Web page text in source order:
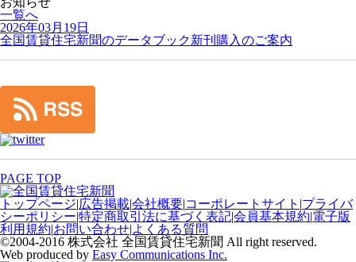
一覧へ
2026年03月19日
全国賃貸住宅新聞のデータブック新刊購入のご案内
PAGE TOP
トップページ|広告掲載|会社概要|コーポレートサイト |プライバ
シーポリシー|特定商取引法に基づく表記|会員基本規約|電子版
利用規約|お問い合わせ|よくある質問
©2004-2016 株式会社 全国賃貸住宅新聞 All right reserved.
Web produced by Easy Communications Inc.